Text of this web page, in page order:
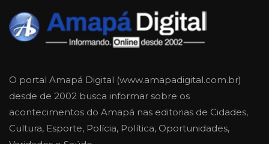
O portal Amapá Digital (www.amapadigital.com.br)
desde de 2002 busca informar sobre os
acontecimentos do Amapá nas editorias de Cidades,
Cultura, Esporte, Polícia, Política, Oportunidades,